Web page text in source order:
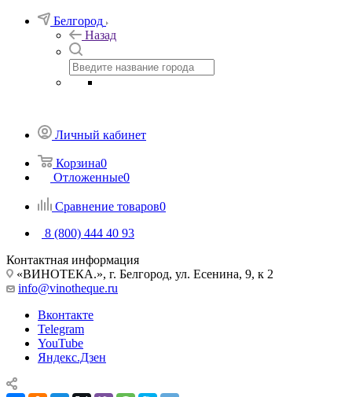
Белгород
Назад
Личный кабинет
Корзина0
Отложенные0
Сравнение товаров0
8 (800) 444 40 93
Контактная информация
«ВИНОТЕКА.», г. Белгород, ул. Есенина, 9, к 2
info@vinotheque.ru
Вконтакте
Telegram
YouTube
Яндекс.Дзен